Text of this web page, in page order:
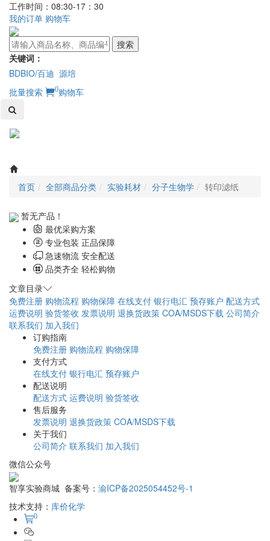
工作时间：08:30-17：30
我的订单 购物车
搜索
关键词：
BDBIO/百迪 源培
批量搜索
0购物车
首页 全部商品分类 实验耗材 分子生物学 转印滤纸
暂无产品！
最优采购方案
专业包装 正品保障
急速物流 安全配送
品类齐全 轻松购物
文章目录
免费注册 购物流程 购物保障 在线支付 银行电汇 预存账户 配送方式
运费说明 验货签收 发票说明 退换货政策 COA/MSDS下载 公司简介
联系我们 加入我们
订购指南
免费注册 购物流程 购物保障
支付方式
在线支付 银行电汇 预存账户
配送说明
配送方式 运费说明 验货签收
售后服务
发票说明 退换货政策 COA/MSDS下载
关于我们
公司简介 联系我们 加入我们
微信公众号
智享实验商城 备案号： 渝ICP备2025054452号-1
技术支持： 库价化学
0